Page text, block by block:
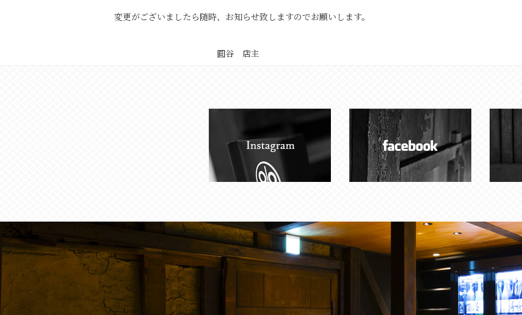
変更がございましたら随時、お知らせ致しますのでお願いします。
圓谷 店主